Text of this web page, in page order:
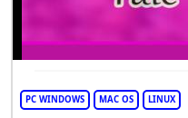
PC WINDOWS MAC OS LINUX